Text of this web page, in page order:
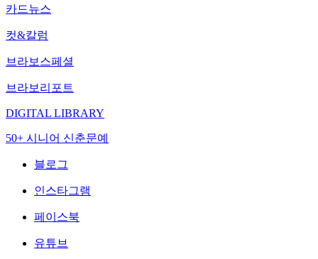
카드뉴스
컷&칼럼
브라보스페셜
브라보리포트
DIGITAL LIBRARY
50+ 시니어 신춘문예
블로그
인스타그램
페이스북
유튜브